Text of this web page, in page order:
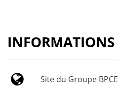
INFORMATIONS
Site du Groupe BPCE